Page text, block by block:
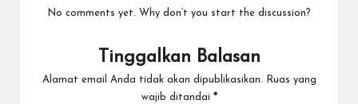
No comments yet. Why don’t you start the discussion?
Tinggalkan Balasan
Alamat email Anda tidak akan dipublikasikan.
Ruas yang
wajib ditandai *